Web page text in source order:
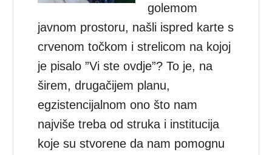
golemom
javnom prostoru, našli ispred karte s
crvenom točkom i strelicom na kojoj
je pisalo ”Vi ste ovdje”? To je, na
širem, drugačijem planu,
egzistencijalnom ono što nam
najviše treba od struka i institucija
koje su stvorene da nam pomognu